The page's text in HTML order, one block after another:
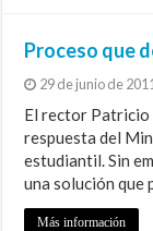
Proceso que
29 de junio de
El rector Patricio
respuesta del
estudiantil. Sin
una solución que
Más información